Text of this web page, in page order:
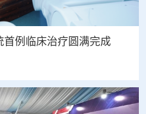
例临床治疗圆满完成